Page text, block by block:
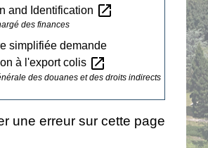
and Identification open_in_new
des finances
simplifiée demande
à l'export colis open_in_new
des douanes et des droits indirects
une erreur sur cette page